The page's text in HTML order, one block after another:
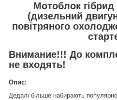
Мотоблок
(дизельний
повітряного
Внимание!!! До
не входять!
Опис:
Дедалі більше набирають